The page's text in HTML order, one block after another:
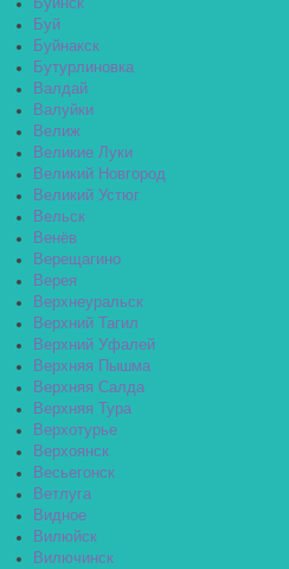
Буинск
Буй
Буйнакск
Бутурлиновка
Валдай
Валуйки
Велиж
Великие Луки
Великий Новгород
Великий Устюг
Вельск
Венёв
Верещагино
Верея
Верхнеуральск
Верхний Тагил
Верхний Уфалей
Верхняя Пышма
Верхняя Салда
Верхняя Тура
Верхотурье
Верхоянск
Весьегонск
Ветлуга
Видное
Вилюйск
Вилючинск